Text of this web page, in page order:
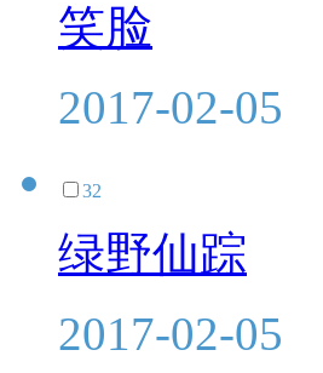
笑脸
2017-02-05
32
绿野仙踪
2017-02-05